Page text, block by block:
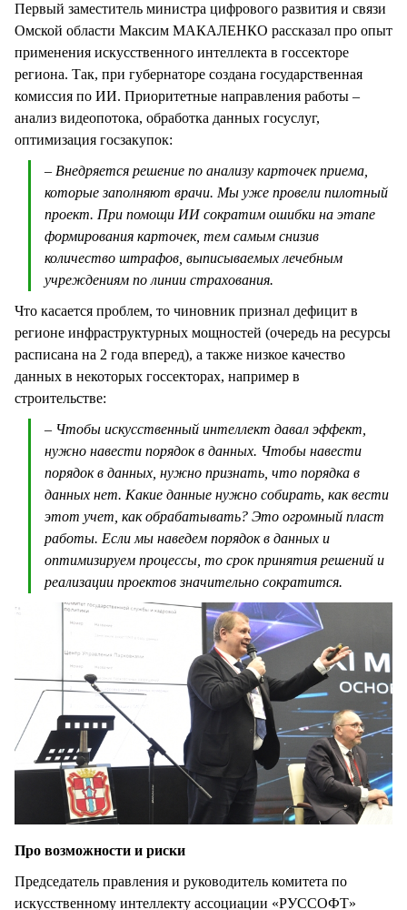
Первый заместитель министра цифрового развития и связи
Омской области Максим МАКАЛЕНКО рассказал про опыт
применения искусственного интеллекта в госсекторе
региона. Так, при губернаторе создана государственная
комиссия по ИИ. Приоритетные направления работы –
анализ видеопотока, обработка данных госуслуг,
оптимизация госзакупок:
– Внедряется решение по анализу карточек приема,
которые заполняют врачи. Мы уже провели пилотный
проект. При помощи ИИ сократим ошибки на этапе
формирования карточек, тем самым снизив
количество штрафов, выписываемых лечебным
учреждениям по линии страхования.
Что касается проблем, то чиновник признал дефицит в
регионе инфраструктурных мощностей (очередь на ресурсы
расписана на 2 года вперед), а также низкое качество
данных в некоторых госсекторах, например в
строительстве:
– Чтобы искусственный интеллект давал эффект,
нужно навести порядок в данных. Чтобы навести
порядок в данных, нужно признать, что порядка в
данных нет. Какие данные нужно собирать, как вести
этот учет, как обрабатывать? Это огромный пласт
работы. Если мы наведем порядок в данных и
оптимизируем процессы, то срок принятия решений и
реализации проектов значительно сократится.
Про возможности и риски
Председатель правления и руководитель комитета по
искусственному интеллекту ассоциации «РУССОФТ»